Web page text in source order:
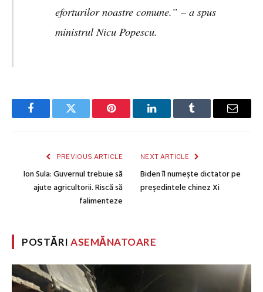
eforturilor noastre comune.” – a spus
ministrul Nicu Popescu.
FacebookTwitter Pinterest LinkedInTumblr Email
PREVIOUS ARTICLE
Ion Sula: Guvernul trebuie să
ajute agricultorii. Riscă să
falimenteze
NEXT ARTICLE
Biden îl numeşte dictator pe
preşedintele chinez Xi
POSTĂRIASEMĂNATOARE